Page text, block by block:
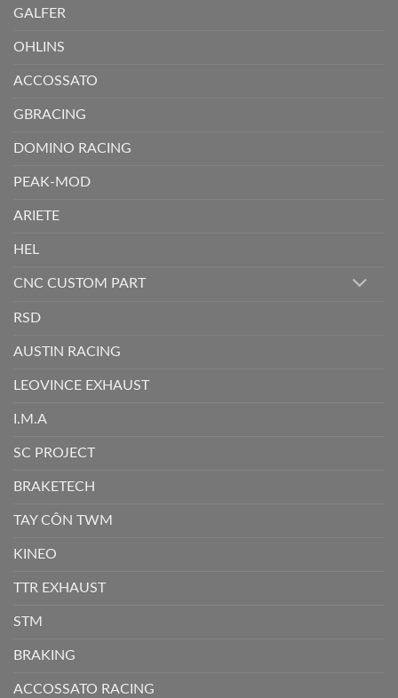
GALFER
OHLINS
ACCOSSATO
GBRACING
DOMINO RACING
PEAK-MOD
ARIETE
HEL
CNC CUSTOM PART
RSD
AUSTIN RACING
LEOVINCE EXHAUST
I.M.A
SC PROJECT
BRAKETECH
TAY CÔN TWM
KINEO
TTR EXHAUST
STM
BRAKING
ACCOSSATO RACING